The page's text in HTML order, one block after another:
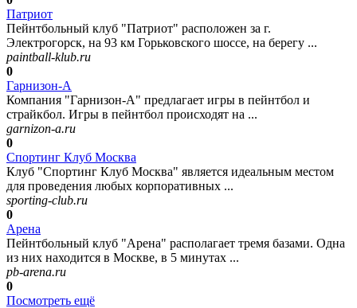
Патриот
Пейнтбольный клуб "Патриот" расположен за г.
Электрогорск, на 93 км Горьковского шоссе, на берегу ...
paintball-klub.ru
0
Гарнизон-А
Компания "Гарнизон-А" предлагает игры в пейнтбол и
страйкбол. Игры в пейнтбол происходят на ...
garnizon-a.ru
0
Спортинг Клуб Москва
Клуб "Спортинг Клуб Москва" является идеальным местом
для проведения любых корпоративных ...
sporting-club.ru
0
Арена
Пейнтбольный клуб "Арена" располагает тремя базами. Одна
из них находится в Москве, в 5 минутах ...
pb-arena.ru
0
Посмотреть ещё